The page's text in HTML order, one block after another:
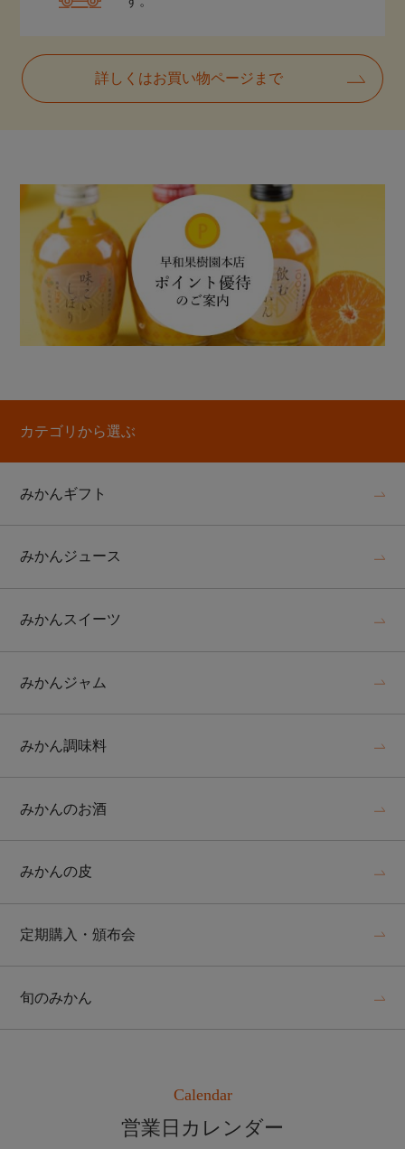
詳しくはお買い物ページまで
カテゴリから選ぶ
みかんギフト
みかんジュース
みかんスイーツ
みかんジャム
みかん調味料
みかんのお酒
みかんの皮
定期購入・頒布会
旬のみかん
Calendar
営業日カレンダー